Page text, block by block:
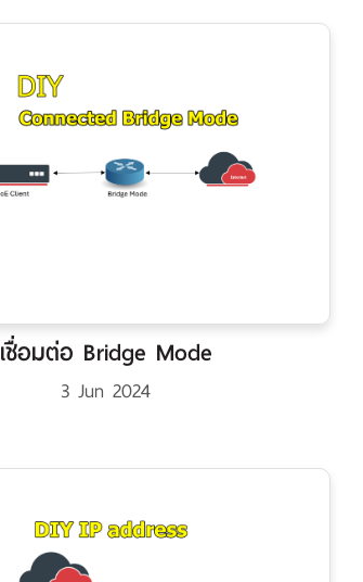
เชื่อมต่อ Bridge Mode
3 Jun 2024